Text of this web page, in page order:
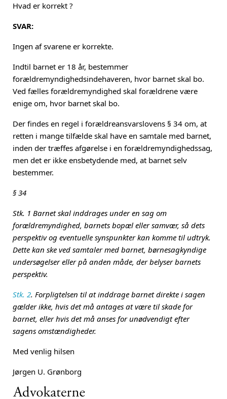
Hvad er korrekt ?
SVAR:
Ingen af svarene er korrekte.
Indtil barnet er 18 år, bestemmer
forældremyndighedsindehaveren, hvor barnet skal bo.
Ved fælles forældremyndighed skal forældrene være
enige om, hvor barnet skal bo.
Der findes en regel i forældreansvarslovens § 34 om, at
retten i mange tilfælde skal have en samtale med barnet,
inden der træffes afgørelse i en forældremyndighedssag,
men det er ikke ensbetydende med, at barnet selv
bestemmer.
§ 34
Stk. 1 Barnet skal inddrages under en sag om
forældremyndighed, barnets bopæl eller samvær, så dets
perspektiv og eventuelle synspunkter kan komme til udtryk.
Dette kan ske ved samtaler med barnet, børnesagkyndige
undersøgelser eller på anden måde, der belyser barnets
perspektiv.
Stk. 2. Forpligtelsen til at inddrage barnet direkte i sagen
gælder ikke, hvis det må antages at være til skade for
barnet, eller hvis det må anses for unødvendigt efter
sagens omstændigheder.
Med venlig hilsen
Jørgen U. Grønborg